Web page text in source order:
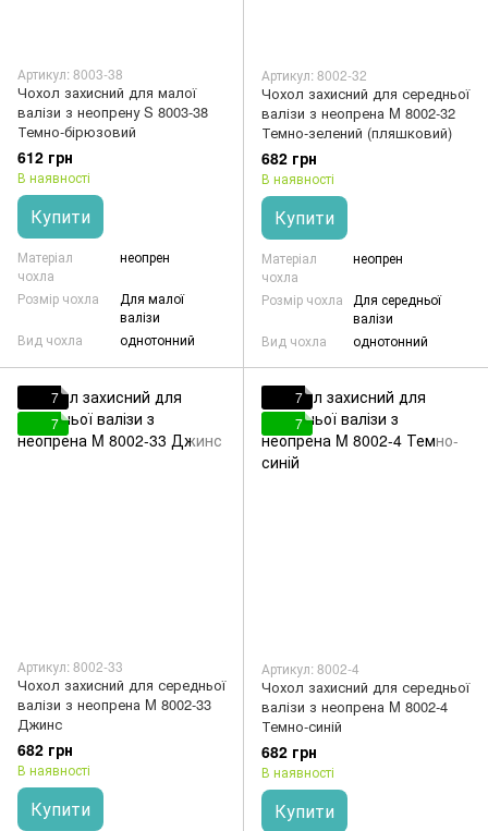
Артикул: 8003-38
Чохол захисний для малої
валізи з неопрену S 8003-38
Темно-бірюзовий
612 грн
В наявності
Купити
Матеріал
чохла
неопрен
Розмір чохла
Для малої
валізи
Вид чохла
однотонний
Артикул: 8002-32
Чохол захисний для середньої
валізи з неопрена M 8002-32
Темно-зелений (пляшковий)
682 грн
В наявності
Купити
Матеріал
чохла
неопрен
Розмір чохла
Для середньої
валізи
Вид чохла
однотонний
7
7
Артикул: 8002-33
Чохол захисний для середньої
валізи з неопрена M 8002-33
Джинс
682 грн
В наявності
Купити
7
7
Артикул: 8002-4
Чохол захисний для середньої
валізи з неопрена M 8002-4
Темно-синій
682 грн
В наявності
Купити